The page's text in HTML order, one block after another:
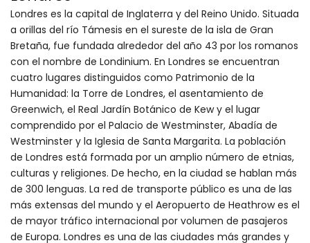
Londres es la capital de Inglaterra y del Reino Unido. Situada
a orillas del río Támesis en el sureste de la isla de Gran
Bretaña, fue fundada alrededor del año 43 por los romanos
con el nombre de Londinium. En Londres se encuentran
cuatro lugares distinguidos como Patrimonio de la
Humanidad: la Torre de Londres, el asentamiento de
Greenwich, el Real Jardín Botánico de Kew y el lugar
comprendido por el Palacio de Westminster, Abadía de
Westminster y la Iglesia de Santa Margarita. La población
de Londres está formada por un amplio número de etnias,
culturas y religiones. De hecho, en la ciudad se hablan más
de 300 lenguas. La red de transporte público es una de las
más extensas del mundo y el Aeropuerto de Heathrow es el
de mayor tráfico internacional por volumen de pasajeros
de Europa. Londres es una de las ciudades más grandes y